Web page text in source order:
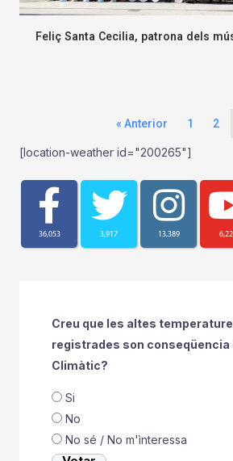
Feliç Santa Cecilia, patrona dels
« Anterior 1 2
[location-weather id="200265"]
36,053 3,917 13,389
Creu que les altes
registrades son conseqüencia
Climàtic?
Si
No
No sé / No m'ìnteressa